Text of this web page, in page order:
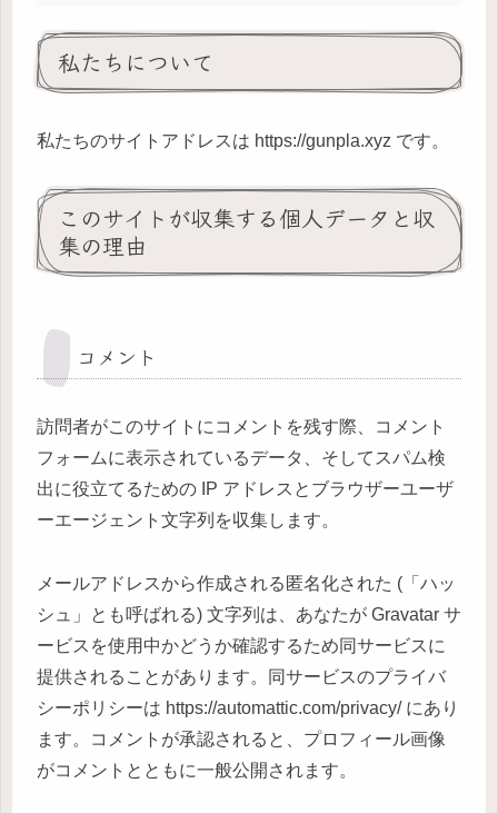
私たちについて
私たちのサイトアドレスは https://gunpla.xyz です。
このサイトが収集する個人データと収
集の理由
コメント
訪問者がこのサイトにコメントを残す際、コメント
フォームに表示されているデータ、そしてスパム検
出に役立てるための IP アドレスとブラウザーユーザ
ーエージェント文字列を収集します。
メールアドレスから作成される匿名化された (「ハッ
シュ」とも呼ばれる) 文字列は、あなたが Gravatar サ
ービスを使用中かどうか確認するため同サービスに
提供されることがあります。同サービスのプライバ
シーポリシーは https://automattic.com/privacy/ にあり
ます。コメントが承認されると、プロフィール画像
がコメントとともに一般公開されます。